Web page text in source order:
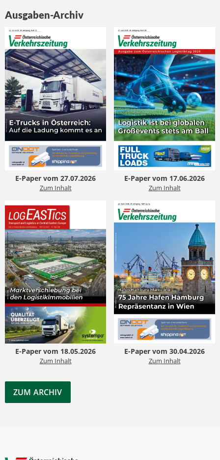
Ausgaben-Archiv
E-Paper vom 27.07.2026
Zum Inhalt
E-Paper vom 17.06.2026
Zum Inhalt
E-Paper vom 18.05.2026
Zum Inhalt
E-Paper vom 30.04.2026
Zum Inhalt
ZUM ARCHIV